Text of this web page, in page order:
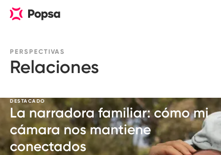
PERSPECTIVAS
Relaciones
DESTACADO
La narradora familiar: cómo mi
cámara nos mantiene
conectados